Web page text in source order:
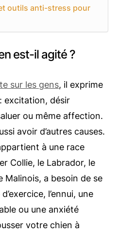
outils anti-stress pour
est-il agité ?
sur les gens, il exprime
excitation, désir
ou même affection.
avoir d’autres causes.
à une race
Collie, le Labrador, le
Malinois, a besoin de se
l’ennui, une
ou une anxiété
votre chien à